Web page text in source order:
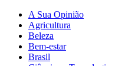
A Sua Opinião
Agricultura
Beleza
Bem-estar
Brasil